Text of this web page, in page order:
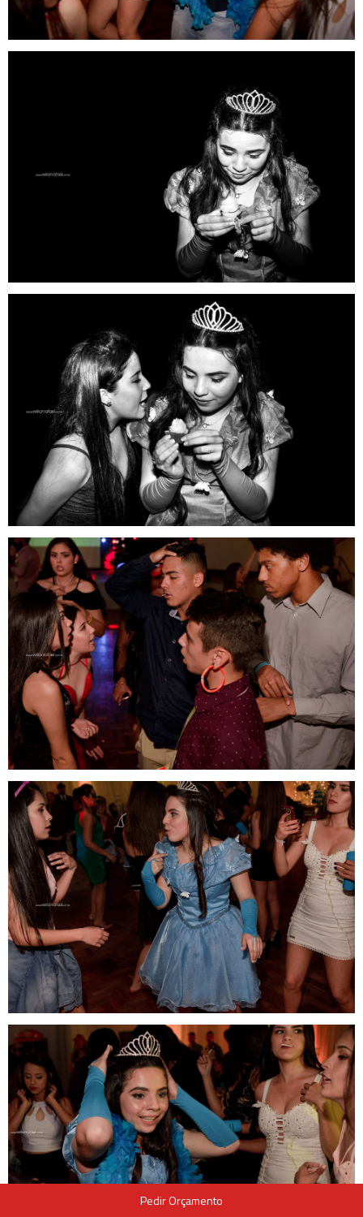
Pedir Orçamento